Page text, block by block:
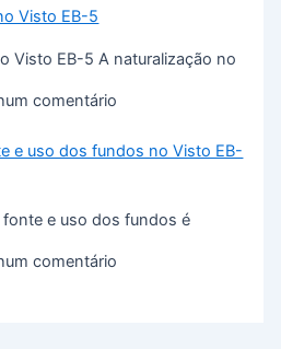
Visto EB-5
Visto EB-5 A naturalização no
comentário
e uso dos fundos no Visto EB-
e uso dos fundos é
comentário